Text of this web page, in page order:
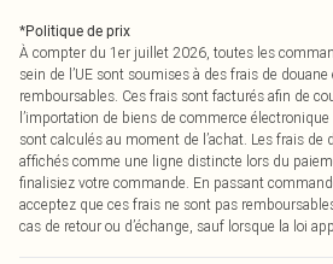
*Politique de prix
À compter du 1er juillet 2026, toutes les
sein de l’UE sont soumises à des frais de
remboursables. Ces frais sont facturés afin de
l’importation de biens de commerce
sont calculés au moment de l’achat. Les frais de
affichés comme une ligne distincte lors du
finalisiez votre commande. En passant
acceptez que ces frais ne sont pas
cas de retour ou d’échange, sauf lorsque la loi